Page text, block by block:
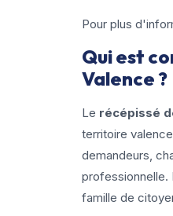
Pour plus
Qui est
Valence ?
Le récépissé
territoire
demandeurs,
professionnelle.
famille de